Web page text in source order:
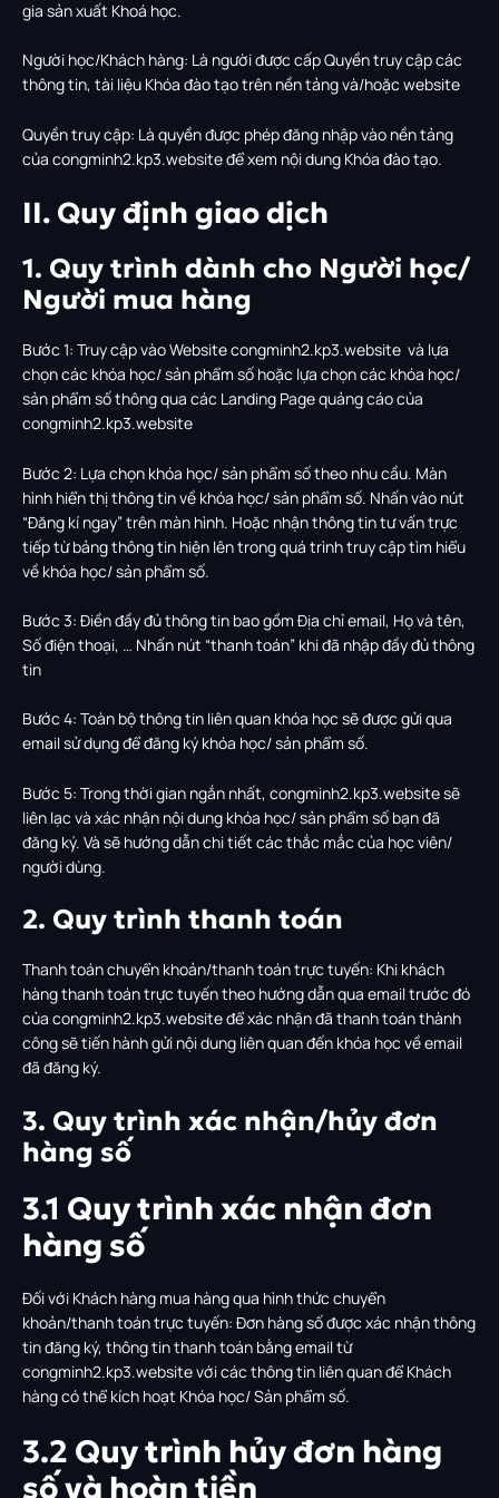
gia sản xuất Khoá học.
Người học/Khách hàng: Là người được cấp Quyền truy cập các
thông tin, tài liệu Khóa đào tạo trên nền tảng và/hoặc website
Quyền truy cập: Là quyền được phép đăng nhập vào nền tảng
của congminh2.kp3.website để xem nội dung Khóa đào tạo.
II. Quy định giao dịch
1. Quy trình dành cho Người học/
Người mua hàng
Bước 1: Truy cập vào Website congminh2.kp3.website và lựa
chọn các khóa học/ sản phẩm số hoặc lựa chọn các khóa học/
sản phẩm số thông qua các Landing Page quảng cáo của
congminh2.kp3.website
Bước 2: Lựa chọn khóa học/ sản phẩm số theo nhu cầu. Màn
hình hiển thị thông tin về khóa học/ sản phẩm số. Nhấn vào nút
“Đăng kí ngay” trên màn hình. Hoặc nhận thông tin tư vấn trực
tiếp từ bảng thông tin hiện lên trong quá trình truy cập tìm hiểu
về khóa học/ sản phẩm số.
Bước 3: Điền đầy đủ thông tin bao gồm Địa chỉ email, Họ và tên,
Số điện thoại, … Nhấn nút “thanh toán” khi đã nhập đầy đủ thông
tin
Bước 4: Toàn bộ thông tin liên quan khóa học sẽ được gửi qua
email sử dụng để đăng ký khóa học/ sản phẩm số.
Bước 5: Trong thời gian ngắn nhất, congminh2.kp3.website sẽ
liên lạc và xác nhận nội dung khóa học/ sản phẩm số bạn đã
đăng ký. Và sẽ hướng dẫn chi tiết các thắc mắc của học viên/
người dùng.
2. Quy trình thanh toán
Thanh toán chuyển khoản/thanh toán trực tuyến: Khi khách
hàng thanh toán trực tuyến theo hướng dẫn qua email trước đó
của congminh2.kp3.website để xác nhận đã thanh toán thành
công sẽ tiến hành gửi nội dung liên quan đến khóa học về email
đã đăng ký.
3. Quy trình xác nhận/hủy đơn
hàng số
3.1 Quy trình xác nhận đơn
hàng số
Đối với Khách hàng mua hàng qua hình thức chuyển
khoản/thanh toán trực tuyến: Đơn hàng số được xác nhận thông
tin đăng ký, thông tin thanh toán bằng email từ
congminh2.kp3.website với các thông tin liên quan để Khách
hàng có thể kích hoạt Khóa học/ Sản phẩm số.
3.2 Quy trình hủy đơn hàng
số và hoàn tiền